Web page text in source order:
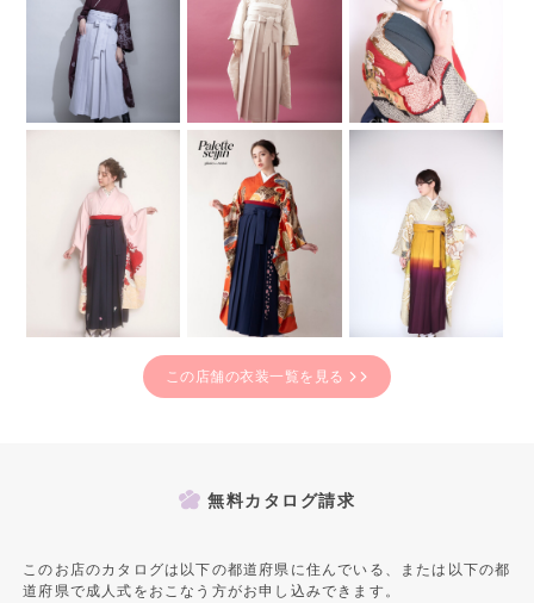
この店舗の衣装一覧を見る
無料カタログ請求
このお店のカタログは以下の都道府県に住んでいる、または以下の都
道府県で成人式をおこなう方がお申し込みできます。